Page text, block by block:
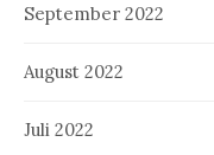
September 2022
August 2022
Juli 2022